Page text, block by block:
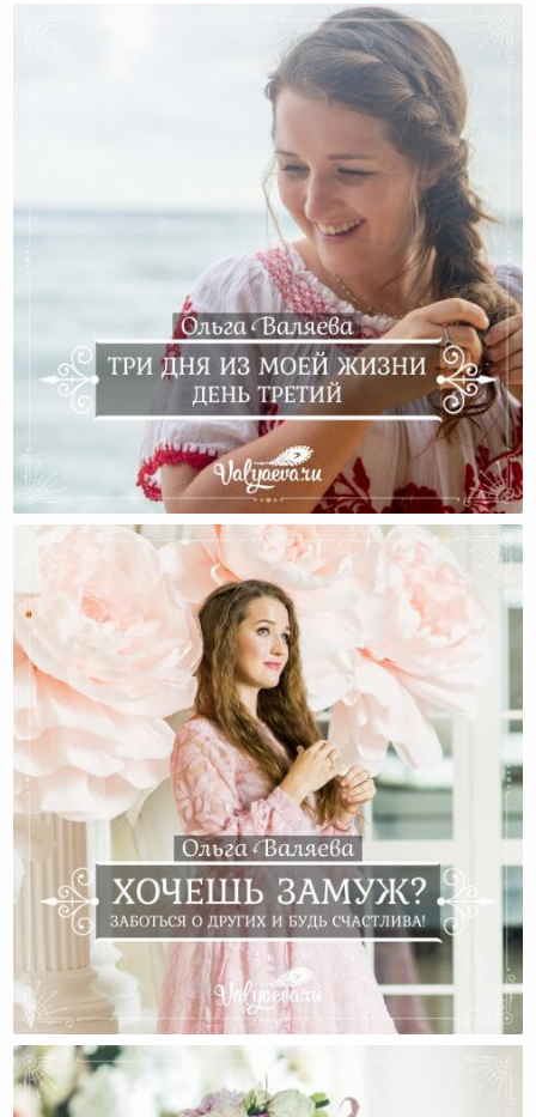
Три Дня Из Моей Жизни. День Третий.
Хочешь Замуж? Заботься О Других И Будь
Счастлива!